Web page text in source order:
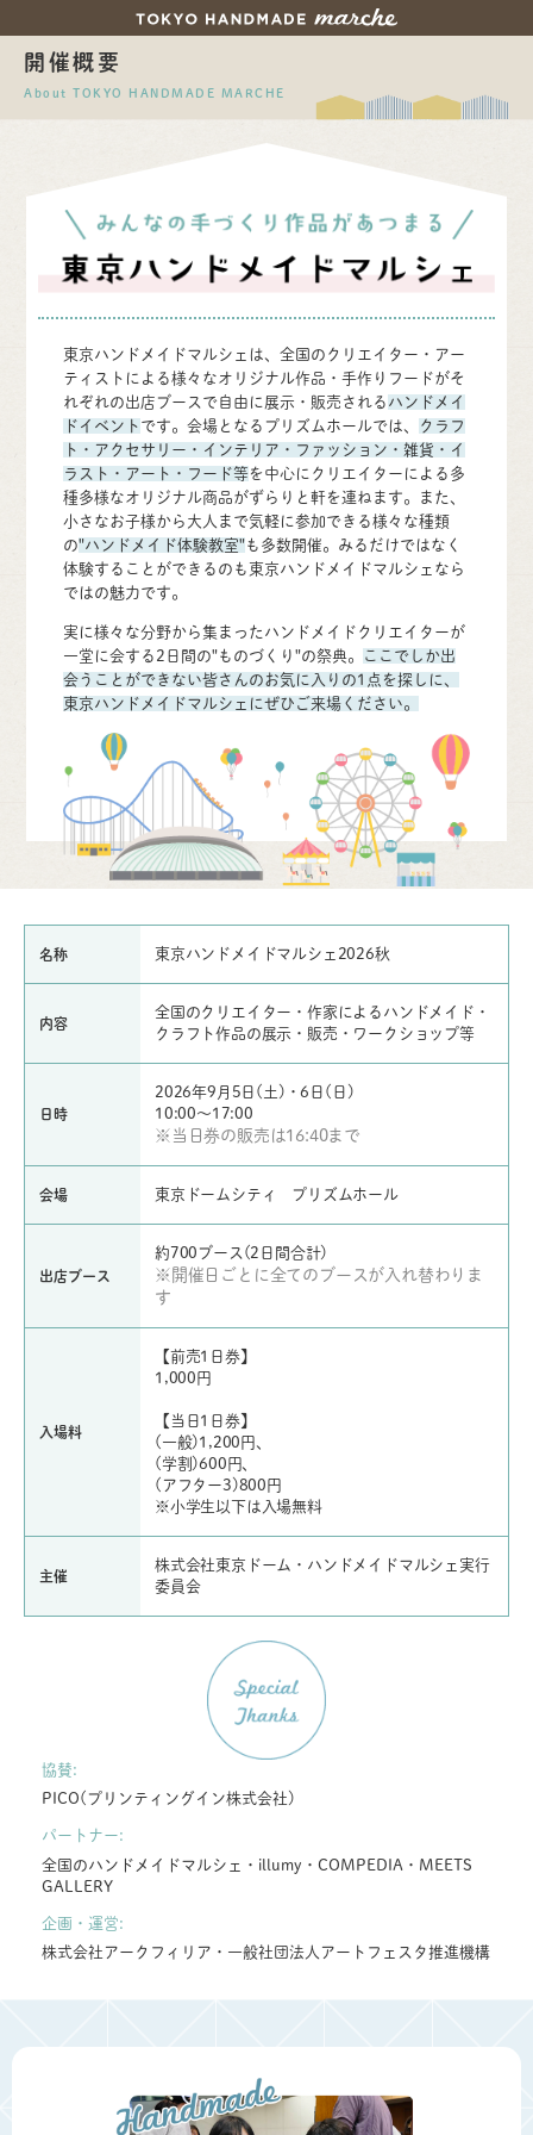
開催概要
About TOKYO HANDMADE MARCHE
東京ハンドメイドマルシェは、全国のクリエイター・アー
ティストによる様々なオリジナル作品・手作りフードがそ
れぞれの出店ブースで自由に展示・販売される ハンドメイ
ドイベント です。会場となるプリズムホールでは、
クラフ
ト・アクセサリー・インテリア・ファッション・雑貨・イ
ラスト・アート・フード等 を中心にクリエイターによる多
種多様なオリジナル商品がずらりと軒を連ねます。また、
小さなお子様から大人まで気軽に参加できる様々な種類
の"ハンドメイド体験教室"も多数開催。みるだけではなく
体験することができるのも東京ハンドメイドマルシェなら
ではの魅力です。
実に様々な分野から集まったハンドメイドクリエイターが
一堂に会する2日間の"ものづくり"の祭典。
ここでしか出
会うことができない皆さんのお気に入りの1点を探しに、
東京ハンドメイドマルシェにぜひご来場ください。
名称 東京ハンドメイドマルシェ2026秋
内容
全国のクリエイター・作家によるハンドメイド・
クラフト作品の展示・販売・ワークショップ等
日時
2026年9月5日(土)・6日(日)
10:00～17:00
※当日券の販売は16:40まで
会場 東京ドームシティ プリズムホール
出店ブース
約700ブース(2日間合計)
※開催日ごとに全てのブースが入れ替わりま
す
入場料
【前売1日券】
1,000円
【当日1日券】
(一般)1,200円、
(学割)600円、
(アフター3)800円
※小学生以下は入場無料
主催
株式会社東京ドーム・ハンドメイドマルシェ実行
委員会
協賛:
PICO(プリンティングイン株式会社)
パートナー:
全国のハンドメイドマルシェ・illumy・COMPEDIA・MEETS
GALLERY
企画・運営:
株式会社アークフィリア・一般社団法人アートフェスタ推進機構